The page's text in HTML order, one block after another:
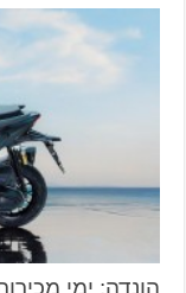
הונדה: ימי